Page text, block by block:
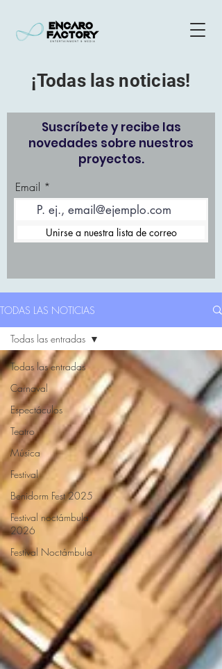
¡Todas las noticias!
Suscríbete y recibe las
novedades sobre nuestros
proyectos.
Email
Unirse a nuestra lista de correo
TODAS LAS NOTICIAS
Todas las entradas
Carnaval
Espectáculos
Teatro
Música
Festival
Benidorm Fest 2025
Festival noctámbula
2026
Festival Noctámbula
Todas las entradas